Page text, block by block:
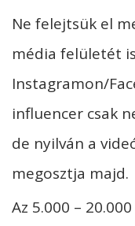
Ne felejtsük el
média felületét
Instagramon/
influencer csak
de nyilván a
megosztja majd.
Az 5.000 –